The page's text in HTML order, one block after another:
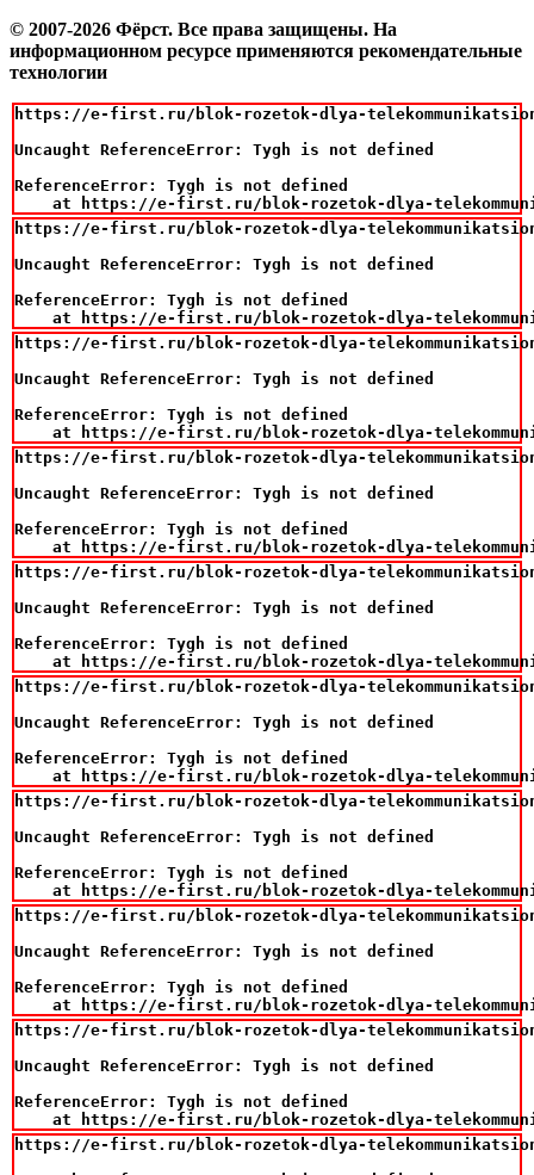
© 2007-2026 Фёрст. Все права защищены. На
информационном ресурсе применяются рекомендательные
технологии
https://e-first.ru/blok-rozetok-dlya-
Uncaught ReferenceError: Tygh is not defined
ReferenceError: Tygh is not defined
at https://e-first.ru/blok-rozetok-dlya-
https://e-first.ru/blok-rozetok-dlya-
Uncaught ReferenceError: Tygh is not defined
ReferenceError: Tygh is not defined
at https://e-first.ru/blok-rozetok-dlya-
https://e-first.ru/blok-rozetok-dlya-
Uncaught ReferenceError: Tygh is not defined
ReferenceError: Tygh is not defined
at https://e-first.ru/blok-rozetok-dlya-
https://e-first.ru/blok-rozetok-dlya-
Uncaught ReferenceError: Tygh is not defined
ReferenceError: Tygh is not defined
at https://e-first.ru/blok-rozetok-dlya-
https://e-first.ru/blok-rozetok-dlya-
Uncaught ReferenceError: Tygh is not defined
ReferenceError: Tygh is not defined
at https://e-first.ru/blok-rozetok-dlya-
https://e-first.ru/blok-rozetok-dlya-
Uncaught ReferenceError: Tygh is not defined
ReferenceError: Tygh is not defined
at https://e-first.ru/blok-rozetok-dlya-
https://e-first.ru/blok-rozetok-dlya-
Uncaught ReferenceError: Tygh is not defined
ReferenceError: Tygh is not defined
at https://e-first.ru/blok-rozetok-dlya-
https://e-first.ru/blok-rozetok-dlya-
Uncaught ReferenceError: Tygh is not defined
ReferenceError: Tygh is not defined
at https://e-first.ru/blok-rozetok-dlya-
https://e-first.ru/blok-rozetok-dlya-
Uncaught ReferenceError: Tygh is not defined
ReferenceError: Tygh is not defined
at https://e-first.ru/blok-rozetok-dlya-
https://e-first.ru/blok-rozetok-dlya-